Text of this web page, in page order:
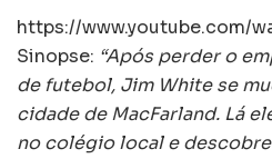
https://www.youtube.com/
Sinopse: “Após perder o
de futebol, Jim White se
cidade de MacFarland. Lá
no colégio local e